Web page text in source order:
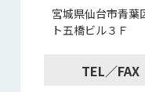
宮城県仙台市青
ト五橋ビル３Ｆ
TEL／FAX